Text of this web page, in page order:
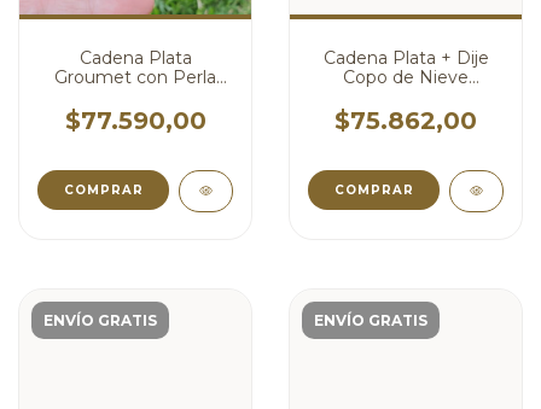
Cadena Plata
Groumet con Perla
Opaca Pasante
cod4081
$77.590,00
COMPRAR
Cadena Plata + Dije
Copo de Nieve
14 mm cod4053
$75.862,00
COMPRAR
ENVÍO GRATIS ENVÍO GRATIS